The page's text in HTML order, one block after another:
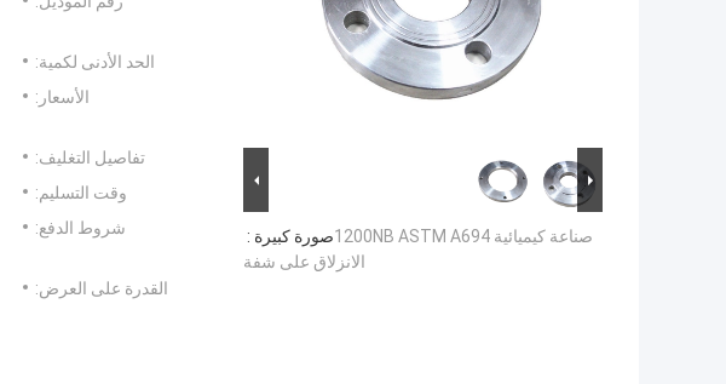
صورة كبيرة :صناعة كيميائية 1200NB ASTM A694
الانزلاق على شفة
الحد الأدنى لكمية:
الأسعار:
تفاصيل التغليف:
وقت التسليم:
شروط الدفع:
القدرة على العرض: